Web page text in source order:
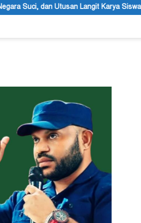
Siswa dan Siswi SMA Negeri 1 Dogiyai